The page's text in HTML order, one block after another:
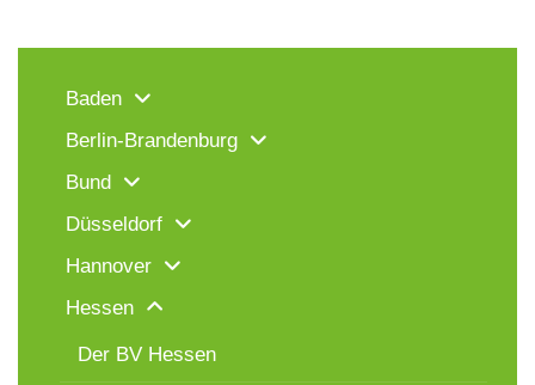
Baden
Berlin-Brandenburg
Bund
Düsseldorf
Hannover
Hessen
Der BV Hessen